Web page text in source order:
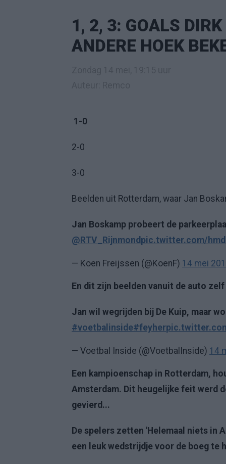
1, 2, 3: GOALS
ANDERE HOEK
1-0
2-0
3-0
Beelden uit Rotterdam, waar Jan
Jan Boskamp probeert de
@RTV_Rijnmond pic.twitter.com/
— Koen Freijssen (@KoenF) 14 mei
En dit zijn beelden vanuit de auto zelf
Jan wil wegrijden bij De Kuip, maar
#voetbalinside#feyher
— Voetbal Inside (@VoetbalInside) 14
Een kampioenschap in Rotterdam,
Amsterdam. Dit heugelijke feit werd
gevierd...
De spelers zetten 'Helemaal niets in
een leuk wedstrijdje voor de boeg te